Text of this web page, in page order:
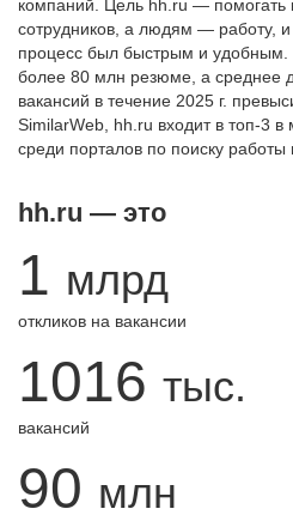
компаний. Цель hh.ru — помогать
сотрудников, а людям — работу, и
процесс был быстрым и удобным.
более 80 млн резюме, а среднее
вакансий в течение 2025 г.
SimilarWeb, hh.ru входит в топ-3 в
среди порталов по поиску работы
hh.ru — это
1 млрд
откликов на вакансии
1016 тыс.
вакансий
90 млн